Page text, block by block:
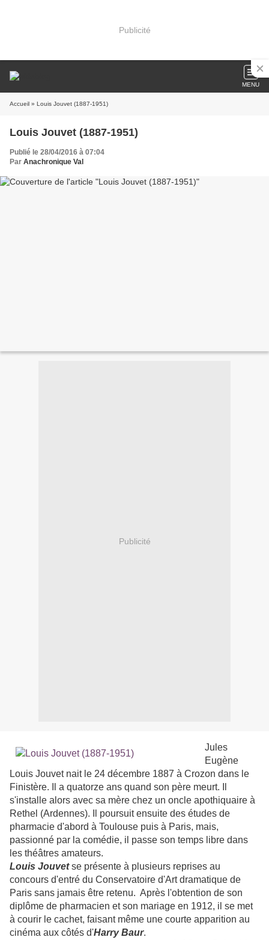
Publicité
MENU
Accueil » Louis Jouvet (1887-1951)
Louis Jouvet (1887-1951)
Publié le 28/04/2016 à 07:04
Par Anachronique Val
Publicité
Jules
Eugène
Louis Jouvet nait le 24 décembre 1887 à Crozon dans le
Finistère. Il a quatorze ans quand son père meurt. Il
s'installe alors avec sa mère chez un oncle apothiquaire à
Rethel (Ardennes). Il poursuit ensuite des études de
pharmacie d'abord à Toulouse puis à Paris, mais,
passionné par la comédie, il passe son temps libre dans
les théâtres amateurs.
Louis Jouvetse présente à plusieurs reprises au
concours d'entré du Conservatoire d'Art dramatique de
Paris sans jamais être retenu. Après l'obtention de son
diplôme de pharmacien et son mariage en 1912, il se met
à courir le cachet, faisant même une courte apparition au
cinéma aux côtés d'Harry Baur.